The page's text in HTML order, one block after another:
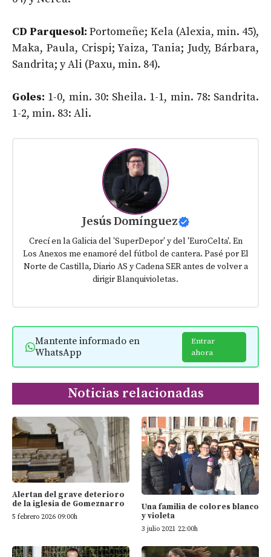
CD Parquesol: Portomeñe; Kela (Alexia, min. 45),
Maka, Paula, Crispi; Yaiza, Tania; Judy, Bárbara,
Sandrita; y Ali (Paxu, min. 84).
Goles: 1-0, min. 30: Sheila. 1-1, min. 78: Sandrita.
1-2, min. 83: Ali.
Jesús Domínguez
Crecí en la Galicia del 'SuperDepor' y del 'EuroCelta'. En
Los Anexos me enamoré del fútbol de cantera. Pasé por El
Norte de Castilla, Diario AS y Cadena SER antes de volver a
dirigir Blanquivioletas.
Mantente informado en
WhatsApp
Entrar
ahora
Noticias relacionadas
Alertan del grave deterioro
de la iglesia de Gomeznarro
5 febrero 2026 09:00h
Una familia de colores blanco
y violeta
3 julio 2021 22:00h